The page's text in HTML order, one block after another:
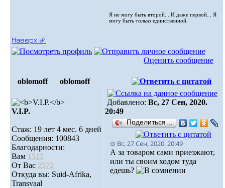
Я не могу быть второй... И даже первой... Я
могу быть только единственной.
Наверх ⮵
Оценить сообщение
oblomoff oblomoff
V.I.P.
Стаж: 19 лет 4 мес. 6 дней
Сообщения: 100843
Благодарности:
Вам 1512
От Вас 2572
Откуда вы: Suid-Afrika,
Transvaal
Добавлено: Вс, 27 Сен, 2020.
20:49
Поделиться…
⊙ Вс, 27 Сен, 2020. 20:49
А за товаром сами приезжают,
или ты своим ходом туда
едешь?